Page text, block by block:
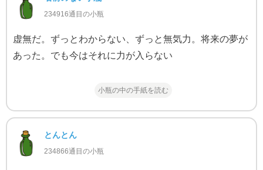
234916通目の小瓶
虚無だ。ずっとわからない、ずっと無気力。将来の夢が
あった。でも今はそれに力が入らない
小瓶の中の手紙を読む
とんとん
234866通目の小瓶